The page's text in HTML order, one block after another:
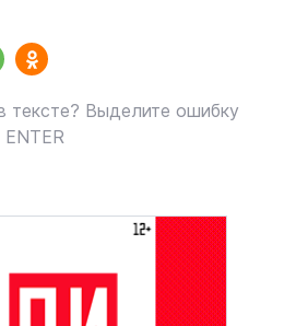
тексте? Выделите ошибку